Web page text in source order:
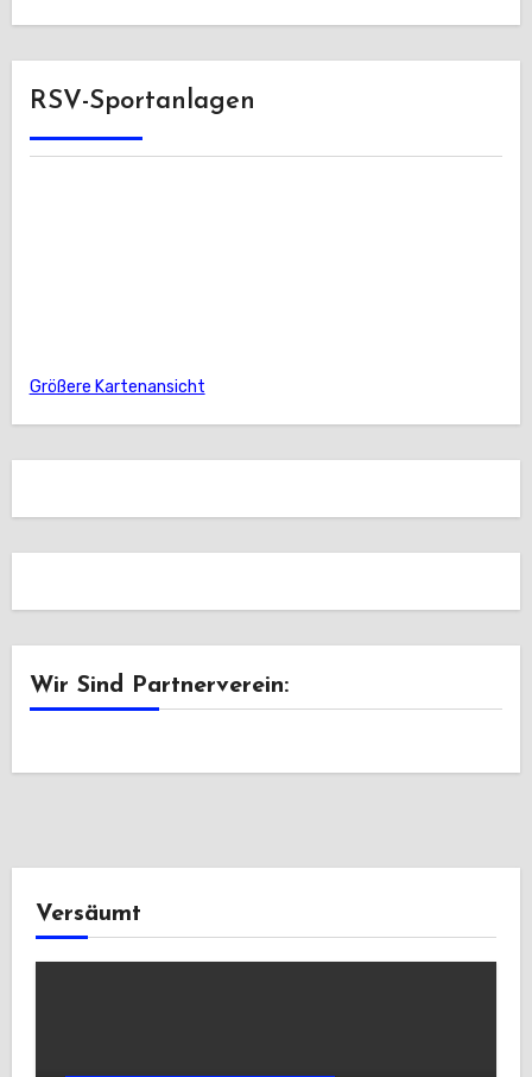
RSV-Sportanlagen
Größere Kartenansicht
Wir Sind Partnerverein:
Versäumt